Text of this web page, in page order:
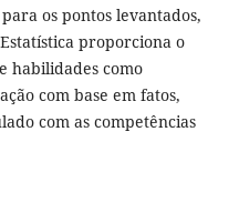
os pontos levantados,
proporciona o
habilidades como
com base em fatos,
com as competências